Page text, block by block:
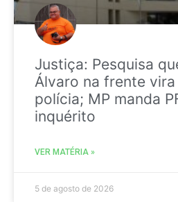
Justiça: Pesquisa
Álvaro na frente
polícia; MP manda
inquérito
VER MATÉRIA »
5 de agosto de 2026